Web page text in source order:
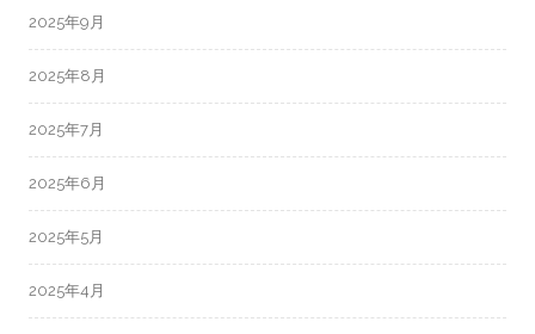
2025年9月
2025年8月
2025年7月
2025年6月
2025年5月
2025年4月